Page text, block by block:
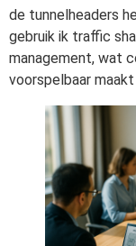
de tunnelheaders
gebruik ik traffic
management, wat
voorspelbaar maakt